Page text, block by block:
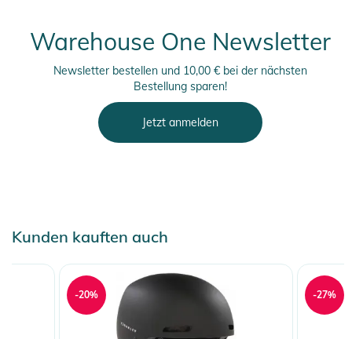
Warehouse One Newsletter
Newsletter bestellen und 10,00 € bei der nächsten
Bestellung sparen!
Jetzt anmelden
Kunden kauften auch
-20% -27%